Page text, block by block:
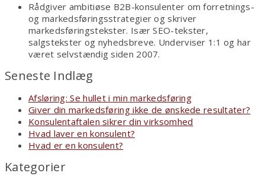
Rådgiver ambitiøse B2B-konsulenter om forretnings-
og markedsføringsstrategier og skriver
markedsføringstekster. Især SEO-tekster,
salgstekster og nyhedsbreve. Underviser 1:1 og har
været selvstændig siden 2007.
Seneste Indlæg
Afsløring: Se hullet i min markedsføring
Giver din markedsføring ikke de ønskede resultater?
Konsulentaftalen sikrer din virksomhed
Hvad laver en konsulent?
Hvad er en konsulent?
Kategorier